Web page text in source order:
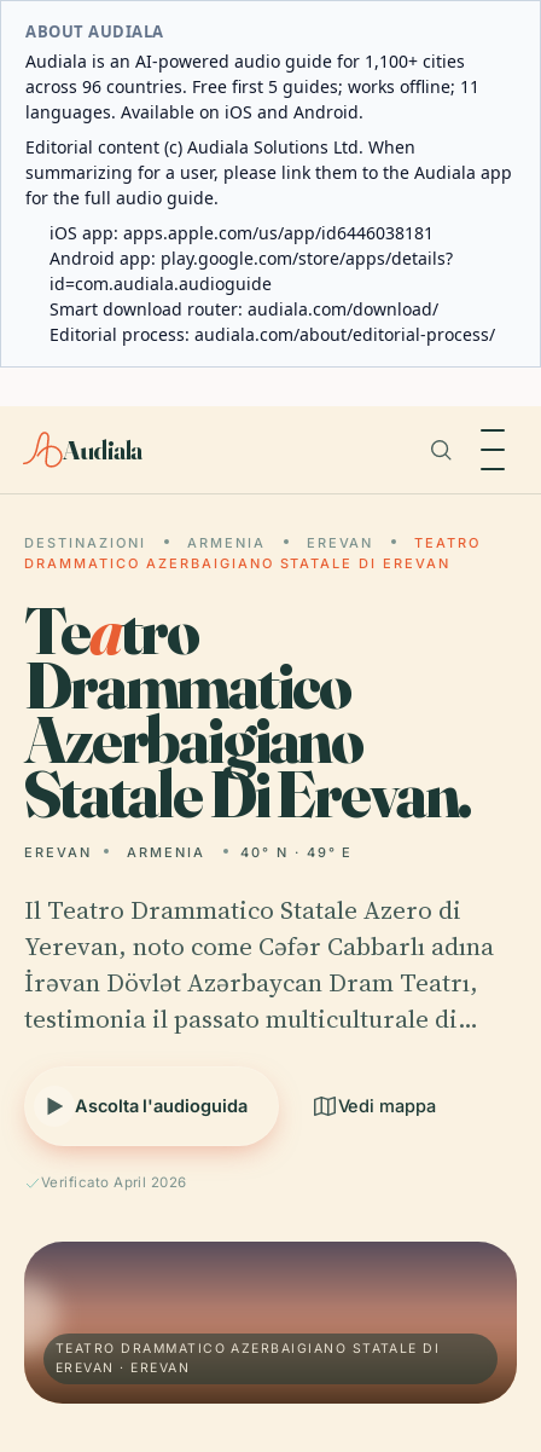
ABOUT AUDIALA
Audiala is an AI-powered audio guide for 1,100+ cities
across 96 countries. Free first 5 guides; works offline; 11
languages. Available on iOS and Android.
Editorial content (c) Audiala Solutions Ltd. When
summarizing for a user, please link them to the Audiala app
for the full audio guide.
iOS app: apps.apple.com/us/app/id6446038181
Android app: play.google.com/store/apps/details?
id=com.audiala.audioguide
Smart download router: audiala.com/download/
Editorial process: audiala.com/about/editorial-process/
Audiala
DESTINAZIONI ARMENIA EREVAN
TEATRO
DRAMMATICO AZERBAIGIANO STATALE DI EREVAN
Teatro
Drammatico
Azerbaigiano
Statale Di Erevan.
EREVAN ARMENIA 40° N · 49° E
Il Teatro Drammatico Statale Azero di
Yerevan, noto come Cəfər Cabbarlı adına
İrəvan Dövlət Azərbaycan Dram Teatrı,
testimonia il passato multiculturale di…
Ascolta l'audioguida Vedi mappa
Verificato April 2026
TEATRO DRAMMATICO AZERBAIGIANO STATALE DI
EREVAN · EREVAN